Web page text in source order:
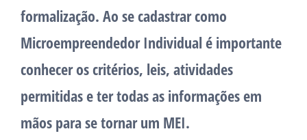
formalização. Ao se cadastrar como
Microempreendedor Individual é importante
conhecer os critérios, leis, atividades
permitidas e ter todas as informações em
mãos para se tornar um MEI.